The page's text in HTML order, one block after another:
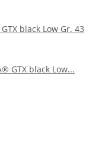
black Low Gr. 43